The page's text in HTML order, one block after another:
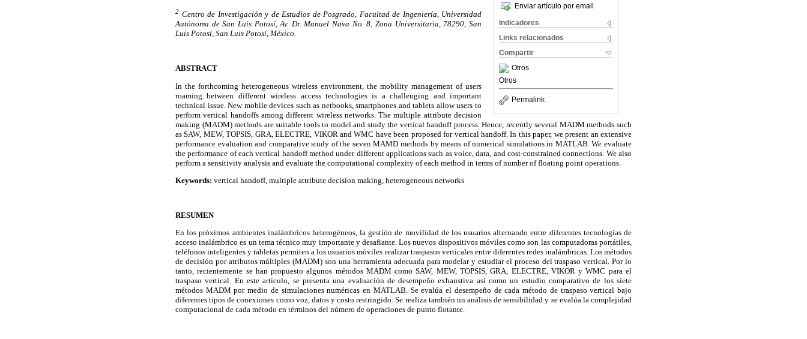
Enviar artículo por email
Indicadores
Links relacionados
Compartir
Otros
Otros
Permalink
2 Centro de Investigación y de Estudios de Posgrado, Facultad de Ingeniería, Universidad
Autónoma de San Luis Potosí, Av. Dr. Manuel Nava No. 8, Zona Universitaria, 78290, San
Luis Potosí, San Luis Potosí, México.
ABSTRACT
In the forthcoming heterogeneous wireless environment, the mobility management of users
roaming between different wireless access technologies is a challenging and important
technical issue. New mobile devices such as netbooks, smartphones and tablets allow users to
perform vertical handoffs among different wireless networks. The multiple attribute decision
making (MADM) methods are suitable tools to model and study the vertical handoff process. Hence, recently several MADM methods such
as SAW, MEW, TOPSIS, GRA, ELECTRE, VIKOR and WMC have been proposed for vertical handoff. In this paper, we present an extensive
performance evaluation and comparative study of the seven MAMD methods by means of numerical simulations in MATLAB. We evaluate
the performance of each vertical handoff method under different applications such as voice, data, and cost-constrained connections. We also
perform a sensitivity analysis and evaluate the computational complexity of each method in terms of number of floating point operations.
Keywords: vertical handoff, multiple attribute decision making, heterogeneous networks
RESUMEN
En los próximos ambientes inalámbricos heterogéneos, la gestión de movilidad de los usuarios alternando entre diferentes tecnologías de
acceso inalámbrico es un tema técnico muy importante y desafiante. Los nuevos dispositivos móviles como son las computadoras portátiles,
teléfonos inteligentes y tabletas permiten a los usuarios móviles realizar traspasos verticales entre diferentes redes inalámbricas. Los métodos
de decisión por atributos múltiples (MADM) son una herramienta adecuada para modelar y estudiar el proceso del traspaso vertical. Por lo
tanto, recientemente se han propuesto algunos métodos MADM como SAW, MEW, TOPSIS, GRA, ELECTRE, VIKOR y WMC para el
traspaso vertical. En este artículo, se presenta una evaluación de desempeño exhaustiva así como un estudio comparativo de los siete
métodos MADM por medio de simulaciones numéricas en MATLAB. Se evalúa el desempeño de cada método de traspaso vertical bajo
diferentes tipos de conexiones como voz, datos y costo restringido. Se realiza también un análisis de sensibilidad y se evalúa la complejidad
computacional de cada método en términos del número de operaciones de punto flotante.